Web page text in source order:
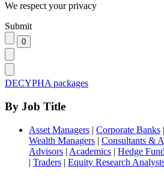
We respect your privacy
Submit
DECYPHA packages
By Job Title
Asset Managers | Corporate Banks |
Wealth Managers | Consultants &
Advisors | Academics | Hedge
| Traders | Equity Research